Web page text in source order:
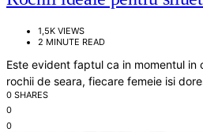
1,5K VIEWS
2 MINUTE READ
Este evident faptul ca in momentul in
rochii de seara, fiecare femeie isi
0 SHARES
0
0